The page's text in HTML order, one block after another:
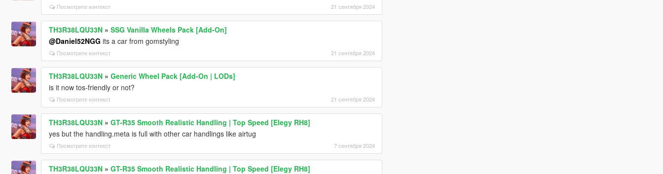
Посмотрите контекст 21 сентября 2024
TH3R38LQU33N» SSG Vanilla Wheels Pack [Add-On]
@Daniel52NGG its a car from gomstyling
Посмотрите контекст 21 сентября 2024
TH3R38LQU33N» Generic Wheel Pack [Add-On | LODs]
is it now tos-friendly or not?
Посмотрите контекст 21 сентября 2024
TH3R38LQU33N» GT-R35 Smooth Realistic Handling | Top Speed [Elegy RH8]
yes but the handling.meta is full with other car handlings like airtug
Посмотрите контекст 7 сентября 2024
TH3R38LQU33N» GT-R35 Smooth Realistic Handling | Top Speed [Elegy RH8]